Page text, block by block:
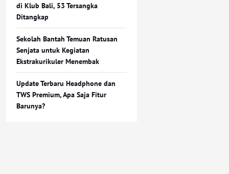
di Klub Bali, 53 Tersangka
Ditangkap
Sekolah Bantah Temuan Ratusan
Senjata untuk Kegiatan
Ekstrakurikuler Menembak
Update Terbaru Headphone dan
TWS Premium, Apa Saja Fitur
Barunya?